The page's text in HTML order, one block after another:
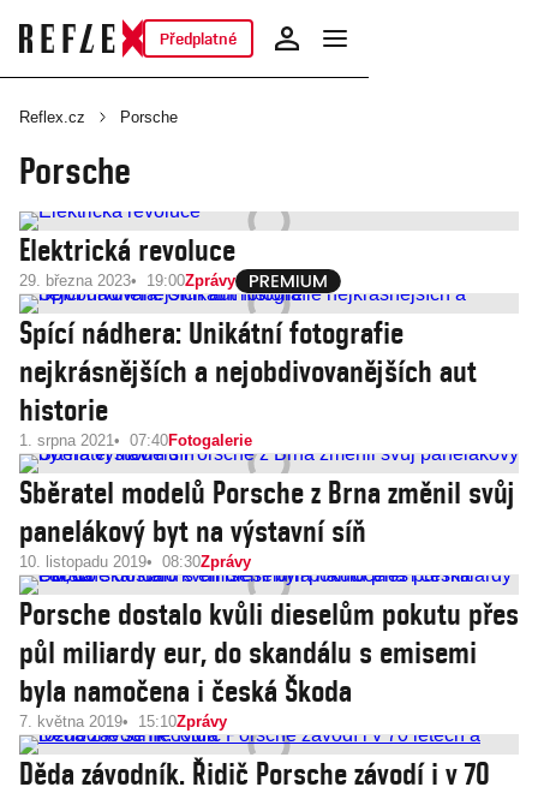
Předplatné
Reflex.cz Porsche
Porsche
Elektrická revoluce
29. března 2023 19:00Zprávy
Spící nádhera: Unikátní fotografie
nejkrásnějších a nejobdivovanějších aut
historie
1. srpna 2021 07:40Fotogalerie
Sběratel modelů Porsche z Brna změnil svůj
panelákový byt na výstavní síň
10. listopadu 2019 08:30Zprávy
Porsche dostalo kvůli dieselům pokutu přes
půl miliardy eur, do skandálu s emisemi
byla namočena i česká Škoda
7. května 2019 15:10Zprávy
Děda závodník. Řidič Porsche závodí i v 70